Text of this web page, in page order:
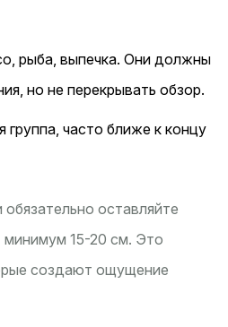
рыба, выпечка. Они должны
но не перекрывать обзор.
группа, часто ближе к концу
оставляйте
минимум 15-20 см. Это
создают ощущение